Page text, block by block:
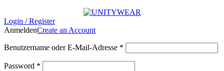
Login / Register
AnmeldenCreate an Account
Benutzername oder E-Mail-Adresse *
Password *